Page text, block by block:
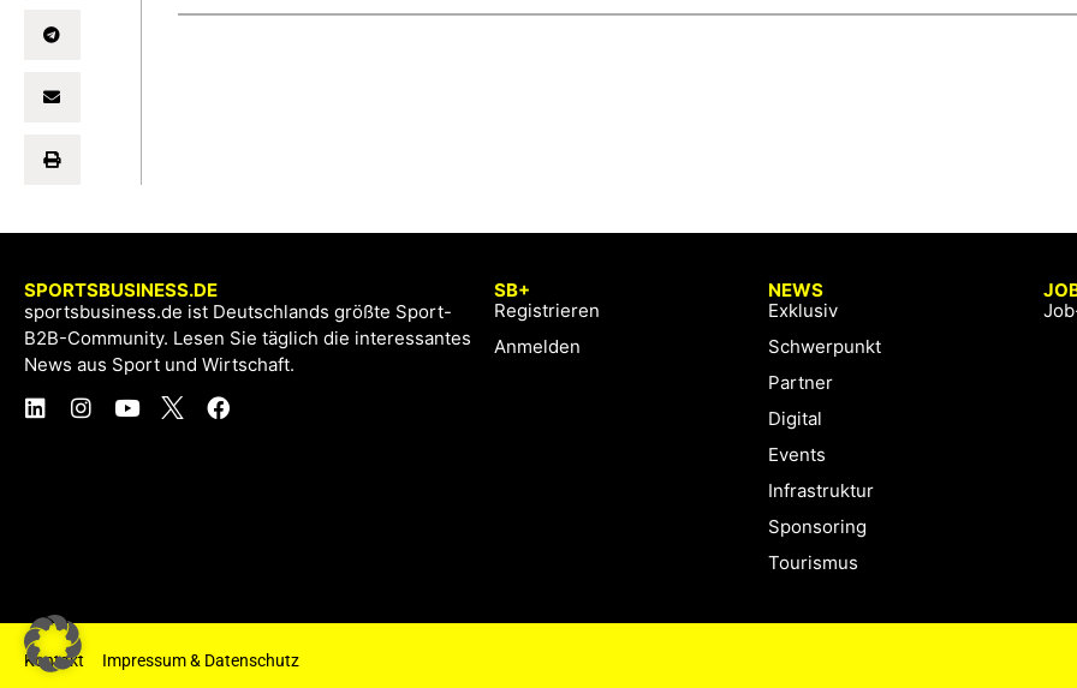
SPORTSBUSINESS.DE
sportsbusiness.de ist Deutschlands größte Sport-
B2B-Community. Lesen Sie täglich die interessantes
News aus Sport und Wirtschaft.
SB+
Registrieren
Anmelden
NEWS
Exklusiv
Schwerpunkt
Partner
Digital
Events
Infrastruktur
Sponsoring
Tourismus
Kontakt Impressum & Datenschutz